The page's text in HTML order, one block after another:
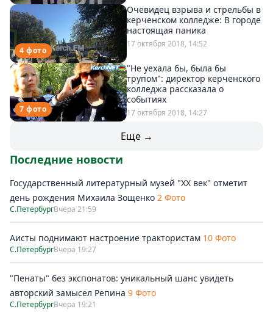
4 фото
Очевидец взрыва и стрельбы в
керченском колледже: В городе
настоящая паника
17 октября 2018, 14:52
7 фото
"Не уехала бы, была бы
трупом": директор керченского
колледжа рассказала о
событиях
17 октября 2018, 14:27
Еще →
Последние новости
Государственный литературный музей "ХХ век" отметит
день рождения Михаила Зощенко 2 Фото
С.ПетербургВчера 21:59
Аисты поднимают настроение трактористам 10 Фото
С.ПетербургВчера 19:27
"Пенаты" без экспонатов: уникальный шанс увидеть
авторский замысел Репина 9 Фото
С.ПетербургВчера 19:21